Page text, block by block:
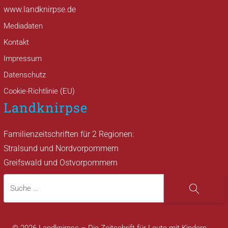
www.landknirpse.de
Mediadaten
Kontakt
Impressum
Datenschutz
Cookie-Richtlinie (EU)
Landknirpse
Familienzeitschriften für 2 Regionen:
Stralsund und Nordvorpommern
Greifswald und Ostvorpommern
Suche
Suche